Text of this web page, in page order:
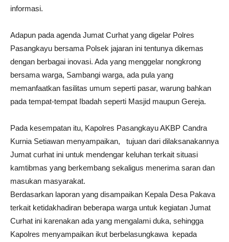
informasi.
Adapun pada agenda Jumat Curhat yang digelar Polres
Pasangkayu bersama Polsek jajaran ini tentunya dikemas
dengan berbagai inovasi. Ada yang menggelar nongkrong
bersama warga, Sambangi warga, ada pula yang
memanfaatkan fasilitas umum seperti pasar, warung bahkan
pada tempat-tempat Ibadah seperti Masjid maupun Gereja.
Pada kesempatan itu, Kapolres Pasangkayu AKBP Candra
Kurnia Setiawan menyampaikan, tujuan dari dilaksanakannya
Jumat curhat ini untuk mendengar keluhan terkait situasi
kamtibmas yang berkembang sekaligus menerima saran dan
masukan masyarakat.
Berdasarkan laporan yang disampaikan Kepala Desa Pakava
terkait ketidakhadiran beberapa warga untuk kegiatan Jumat
Curhat ini karenakan ada yang mengalami duka, sehingga
Kapolres menyampaikan ikut berbelasungkawa kepada